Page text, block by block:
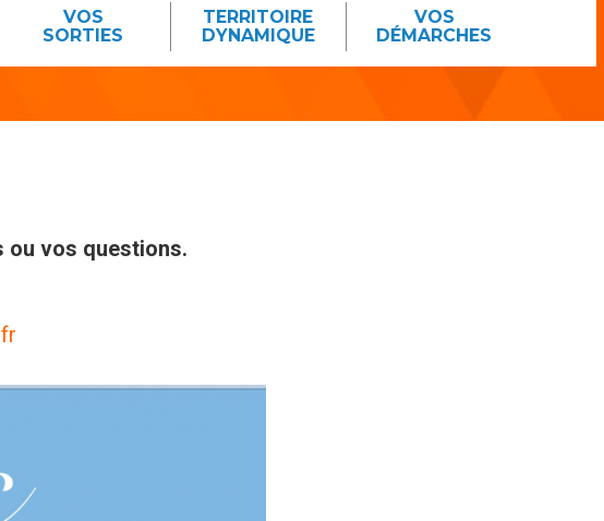
VOS
SORTIES
TERRITOIRE
DYNAMIQUE
VOS
DÉMARCHES
ou vos questions.